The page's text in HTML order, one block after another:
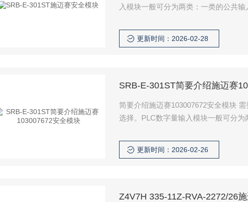
入模块一般可分为两类：一类的公共
近开关
更新时间：2026-02-28
SRB-E-301ST简要介绍施迈赛
简要介绍施迈赛103007672安全模块
选择。PLC数字量输入模块一般可分
一定要选用PNP型接近开关
更新时间：2026-02-26
Z4V7H 335-11Z-RVA-2272/26